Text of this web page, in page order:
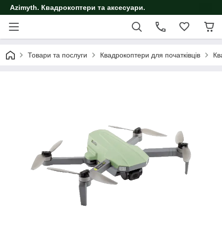
Azimyth. Квадрокоптери та аксесуари.
Товари та послуги Квадрокоптери для початківців